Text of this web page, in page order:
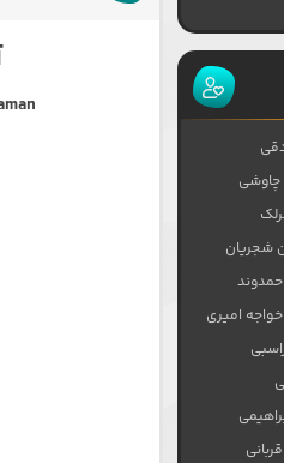
شجریان
امیری